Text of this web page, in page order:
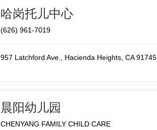
哈岗托儿中心
(626) 961-7019
957 Latchford Ave., Hacienda Heights, CA 91745
晨阳幼儿园
CHENYANG FAMILY CHILD CARE